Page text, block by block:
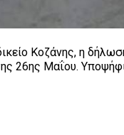
Κοζάνης, η
26ης Μαΐου.